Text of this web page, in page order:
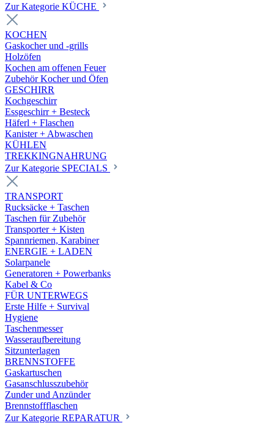
Zur Kategorie KÜCHE
KOCHEN
Gaskocher und -grills
Holzöfen
Kochen am offenen Feuer
Zubehör Kocher und Öfen
GESCHIRR
Kochgeschirr
Essgeschirr + Besteck
Häferl + Flaschen
Kanister + Abwaschen
KÜHLEN
TREKKINGNAHRUNG
Zur Kategorie SPECIALS
TRANSPORT
Rucksäcke + Taschen
Taschen für Zubehör
Transporter + Kisten
Spannriemen, Karabiner
ENERGIE + LADEN
Solarpanele
Generatoren + Powerbanks
Kabel & Co
FÜR UNTERWEGS
Erste Hilfe + Survival
Hygiene
Taschenmesser
Wasseraufbereitung
Sitzunterlagen
BRENNSTOFFE
Gaskartuschen
Gasanschlusszubehör
Zunder und Anzünder
Brennstoffflaschen
Zur Kategorie REPARATUR